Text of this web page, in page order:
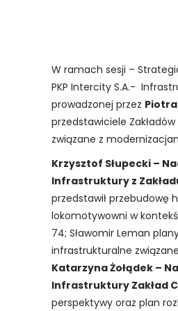
W ramach sesji –
PKP Intercity S.A.-
prowadzonej przez
przedstawiciele
związane z
Krzysztof Słupecki –
Infrastruktury z
przedstawił przebudowę
lokomotywowni w
74; Sławomir Leman
infrastrukturalne
Katarzyna Żołądek –
Infrastruktury Zakład
perspektywy oraz plan